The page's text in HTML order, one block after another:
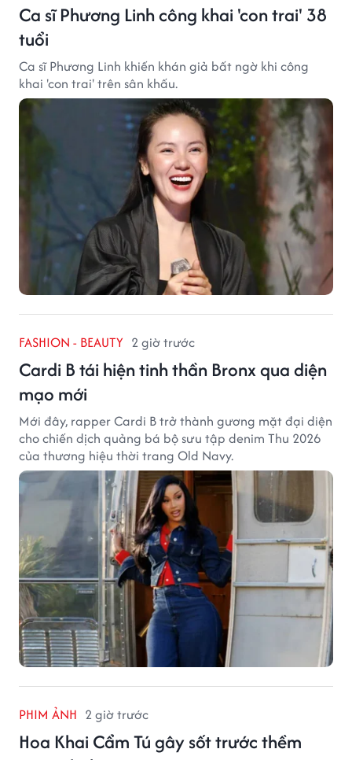
Ca sĩ Phương Linh công khai 'con trai' 38
tuổi
Ca sĩ Phương Linh khiến khán giả bất ngờ khi công
khai 'con trai' trên sân khấu.
FASHION - BEAUTY 2 giờ trước
Cardi B tái hiện tinh thần Bronx qua diện
mạo mới
Mới đây, rapper Cardi B trở thành gương mặt đại diện
cho chiến dịch quảng bá bộ sưu tập denim Thu 2026
của thương hiệu thời trang Old Navy.
PHIM ẢNH 2 giờ trước
Hoa Khai Cẩm Tú gây sốt trước thềm